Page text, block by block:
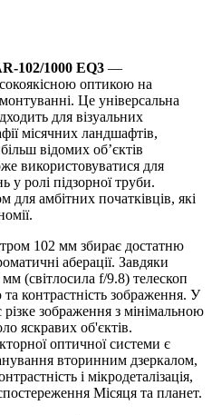
102/1000 EQ3 —
оптикою на
Це універсальна
для візуальних
місячних ландшафтів,
відомих об’єктів
використовуватися для
у ролі підзорної труби.
амбітних початківців, які
102 мм збирає достатню
аберації. Завдяки
(світлосила f/9.8) телескоп
та контрастність зображення. У
різке зображення з мінімальною
яскравих об'єктів.
оптичної системи є
вторинним дзеркалом,
і мікродеталізація,
Місяця та планет.